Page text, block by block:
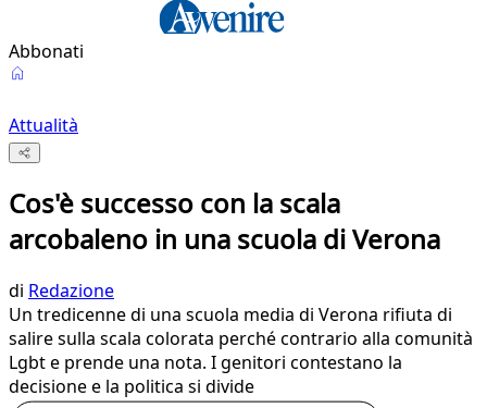
Abbonati
Attualità
Cos'è successo con la scala
arcobaleno in una scuola di Verona
di Redazione
Un tredicenne di una scuola media di Verona rifiuta di
salire sulla scala colorata perché contrario alla comunità
Lgbt e prende una nota. I genitori contestano la
decisione e la politica si divide